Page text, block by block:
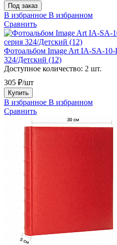
Под заказ
В избранное В избранном
Сравнить
Фотоальбом Image Art IA-SA-10-
324/Детский (12)
Доступное количество: 2 шт.
305 ₽/шт
Купить
В избранное В избранном
Сравнить